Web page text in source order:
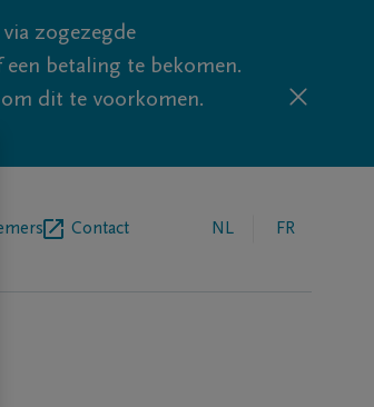
zogezegde
betaling te bekomen.
dit te voorkomen.
Contact NL FR